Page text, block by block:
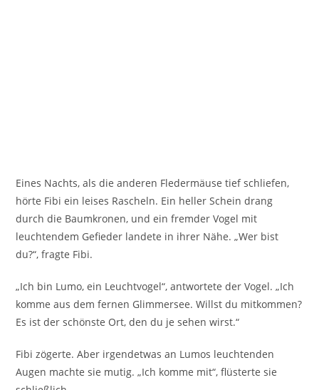
Eines Nachts, als die anderen Fledermäuse tief schliefen,
hörte Fibi ein leises Rascheln. Ein heller Schein drang
durch die Baumkronen, und ein fremder Vogel mit
leuchtendem Gefieder landete in ihrer Nähe. „Wer bist
du?“, fragte Fibi.
„Ich bin Lumo, ein Leuchtvogel“, antwortete der Vogel. „Ich
komme aus dem fernen Glimmersee. Willst du mitkommen?
Es ist der schönste Ort, den du je sehen wirst.“
Fibi zögerte. Aber irgendetwas an Lumos leuchtenden
Augen machte sie mutig. „Ich komme mit“, flüsterte sie